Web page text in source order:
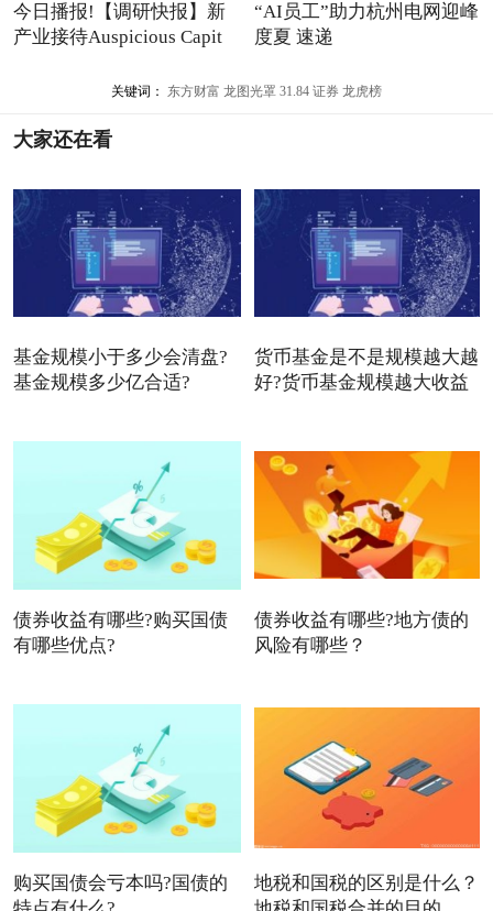
今日播报!【调研快报】新
产业接待Auspicious Capit
“AI员工”助力杭州电网迎峰
度夏 速递
关键词： 东方财富 龙图光罩 31.84 证券 龙虎榜
大家还在看
基金规模小于多少会清盘?
基金规模多少亿合适?
货币基金是不是规模越大越
好?货币基金规模越大收益
债券收益有哪些?购买国债
有哪些优点?
债券收益有哪些?地方债的
风险有哪些？
购买国债会亏本吗?国债的
地税和国税的区别是什么？